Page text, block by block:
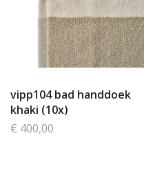
vipp104 bad handdoek
khaki (10x)
€ 400,00